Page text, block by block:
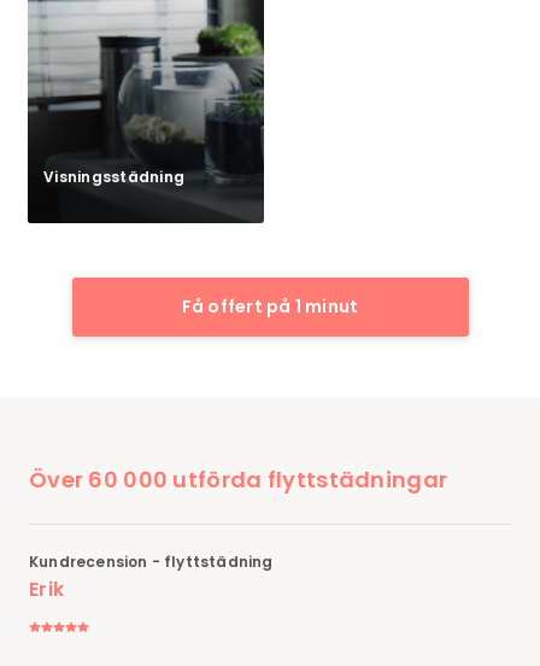
Visningsstädning
Få offert på 1 minut
Över 60 000 utförda flyttstädningar
Kundrecension - flyttstädning
Erik